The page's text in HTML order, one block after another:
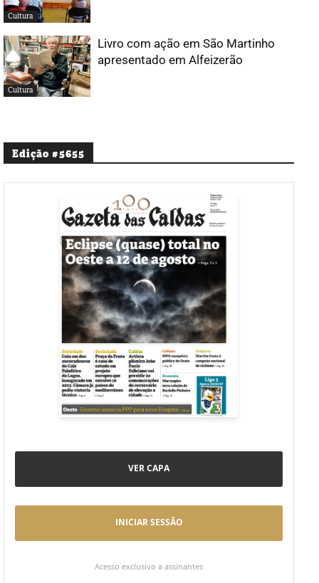
Cultura
Cultura
Livro com ação em São Martinho
apresentado em Alfeizerão
Edição #5655
VER CAPA
INICIAR SESSÃO
Acesso exclusivo a assinantes